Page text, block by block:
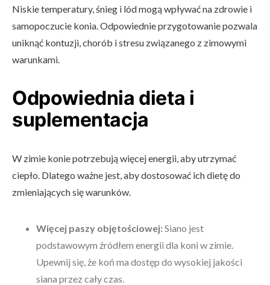
Niskie temperatury, śnieg i lód mogą wpływać na zdrowie i
samopoczucie konia. Odpowiednie przygotowanie pozwala
uniknąć kontuzji, chorób i stresu związanego z zimowymi
warunkami.
Odpowiednia dieta i
suplementacja
W zimie konie potrzebują więcej energii, aby utrzymać
ciepło. Dlatego ważne jest, aby dostosować ich dietę do
zmieniających się warunków.
Więcej paszy objętościowej:Siano jest
podstawowym źródłem energii dla koni w zimie.
Upewnij się, że koń ma dostęp do wysokiej jakości
siana przez cały czas.